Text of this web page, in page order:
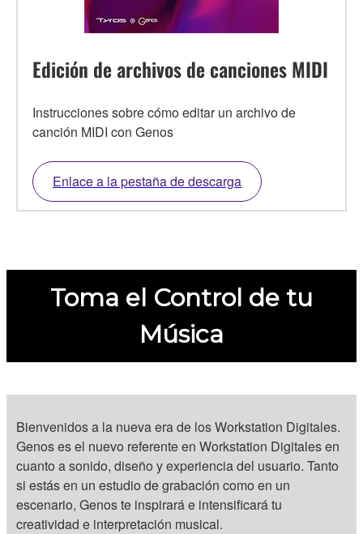
Edición de archivos de canciones MIDI
Instrucciones sobre cómo editar un archivo de
canción MIDI con Genos
Enlace a la pestaña de descarga
Toma el Control de tu
Música
Bienvenidos a la nueva era de los Workstation Digitales.
Genos es el nuevo referente en Workstation Digitales en
cuanto a sonido, diseño y experiencia del usuario. Tanto
si estás en un estudio de grabación como en un
escenario, Genos te inspirará e intensificará tu
creatividad e interpretación musical.